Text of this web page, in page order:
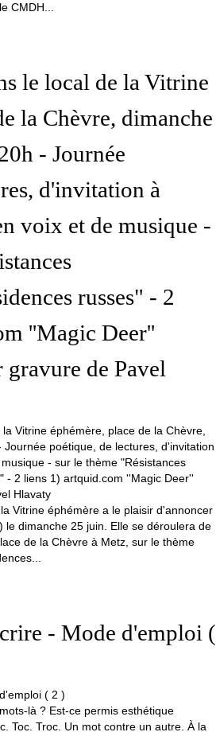
CMDH...
le local de la Vitrine
la Chèvre, dimanche
- Journée
d'invitation à
voix et de musique -
russes" - 2
''Magic Deer''
de Pavel
Vitrine éphémère a le plaisir d'annoncer
dimanche 25 juin. Elle se déroulera de
de la Chèvre à Metz, sur le thème
- Mode d'emploi (
là ? Est-ce permis esthétique
Toc. Troc. Un mot contre un autre. À la